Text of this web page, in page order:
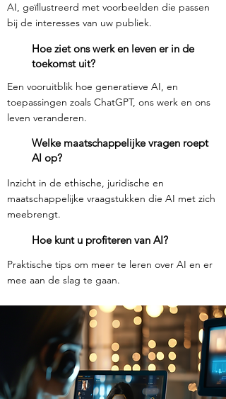
AI, geïllustreerd met voorbeelden die passen
bij de interesses van uw publiek.
Hoe ziet ons werk en leven er in de
toekomst uit?
Een vooruitblik hoe generatieve AI, en
toepassingen zoals ChatGPT, ons werk en ons
leven veranderen.
Welke maatschappelijke vragen roept
AI op?
Inzicht in de ethische, juridische en
maatschappelijke vraagstukken die AI met zich
meebrengt.
Hoe kunt u profiteren van AI?
Praktische tips om meer te leren over AI en er
mee aan de slag te gaan.